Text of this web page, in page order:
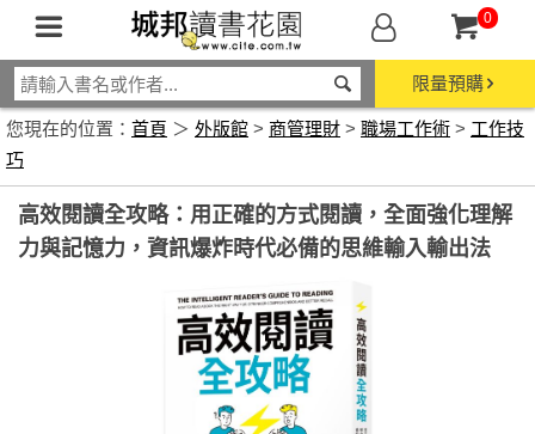
0
限量預購
您現在的位置： 首頁 ＞ 外版館 > 商管理財 > 職場工作術 > 工作技
巧
高效閱讀全攻略：用正確的方式閱讀，全面強化理解
力與記憶力，資訊爆炸時代必備的思維輸入輸出法